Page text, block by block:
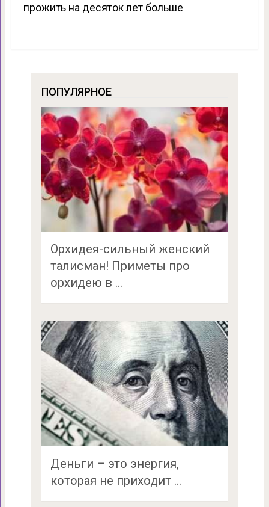
прожить на десяток лет больше
ПОПУЛЯРНОЕ
Орхидея-сильный женский
талисман! Приметы про
орхидею в …
Деньги – это энергия,
которая не приходит …